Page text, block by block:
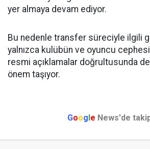
yer almaya devam ediyor.
Bu nedenle transfer süreciyle ilgili
yalnızca kulübün ve oyuncu
resmi açıklamalar doğrultusunda
önem taşıyor.
Goog e News'de